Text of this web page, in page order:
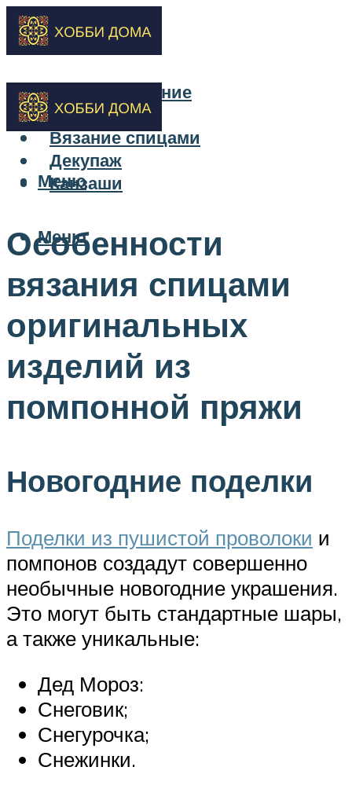
Бисероплетение
Вышивка
Вязание спицами
Декупаж
Канзаши
Меню
Меню
Особенности
вязания спицами
оригинальных
изделий из
помпонной пряжи
Новогодние поделки
Поделки из пушистой проволоки и
помпонов создадут совершенно
необычные новогодние украшения.
Это могут быть стандартные шары,
а также уникальные:
Дед Мороз:
Снеговик;
Снегурочка;
Снежинки.